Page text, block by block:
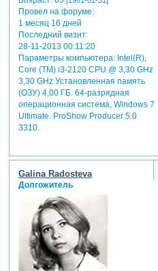
Провел на форуме:
1 месяц 16 дней
Последний визит:
28-11-2013 00:11:20
Параметры компьютера:Intel(R),
Core (TM) i3-2120 CPU @ 3,30 GHz
3,30 GHz Установленная память
(ОЗУ) 4,00 ГБ. 64-разрядная
операционная система, Windows 7
Ultimate. ProShow Producer 5.0.
3310.
Galina Radosteva
Долгожитель